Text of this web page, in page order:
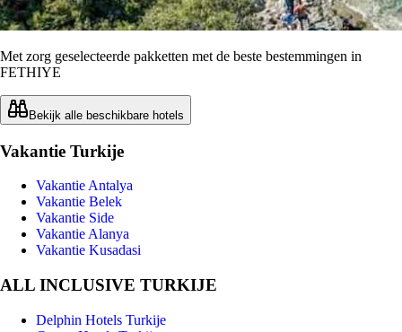
Met zorg geselecteerde pakketten met de beste bestemmingen in
FETHIYE
Bekijk alle beschikbare hotels
Vakantie Turkije
Vakantie Antalya
Vakantie Belek
Vakantie Side
Vakantie Alanya
Vakantie Kusadasi
ALL INCLUSIVE TURKIJE
Delphin Hotels Turkije